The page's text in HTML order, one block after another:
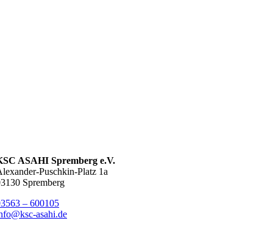
ASAHI Spremberg e.V.
Puschkin-Platz 1a
Spremberg
– 600105
asahi.de